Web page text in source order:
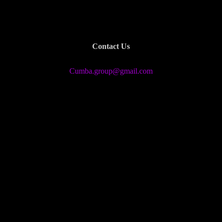
Contact Us
Cumba.group@gmail.com